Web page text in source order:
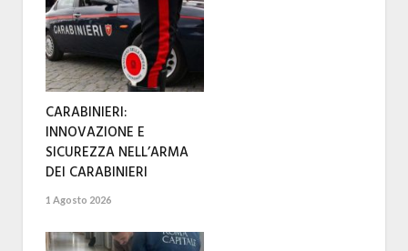
CARABINIERI:
INNOVAZIONE E
SICUREZZA NELL’ARMA
DEI CARABINIERI
1 Agosto 2026